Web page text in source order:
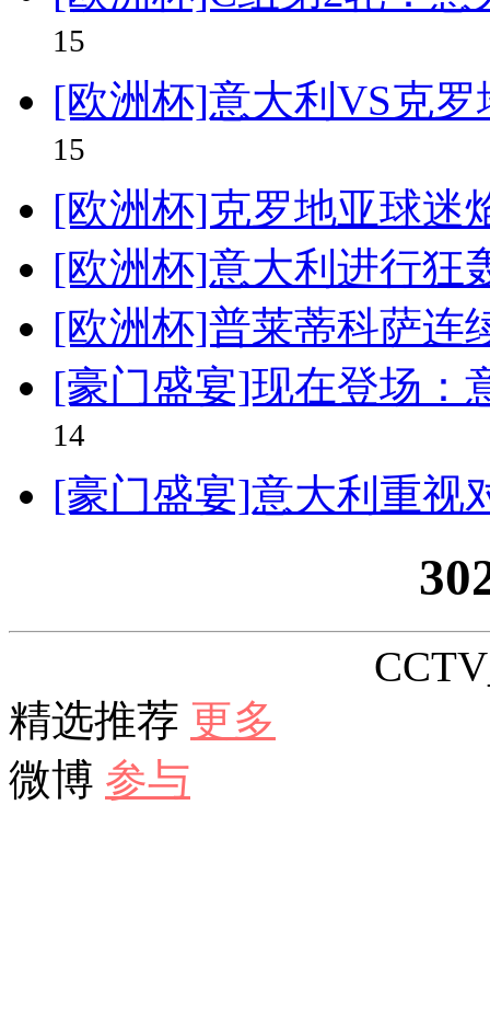
15
[欧洲杯]意大利VS克
15
[欧洲杯]克罗地亚球迷
[欧洲杯]意大利进行狂
[欧洲杯]普莱蒂科萨连
[豪门盛宴]现在登场：
14
[豪门盛宴]意大利重视
精选推荐 更多
微博 参与